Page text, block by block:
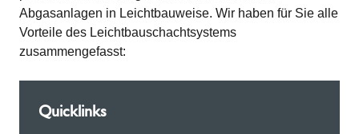
Abgasanlagen in Leichtbauweise. Wir haben für Sie alle
Vorteile des Leichtbauschachtsystems
zusammengefasst:
Quicklinks